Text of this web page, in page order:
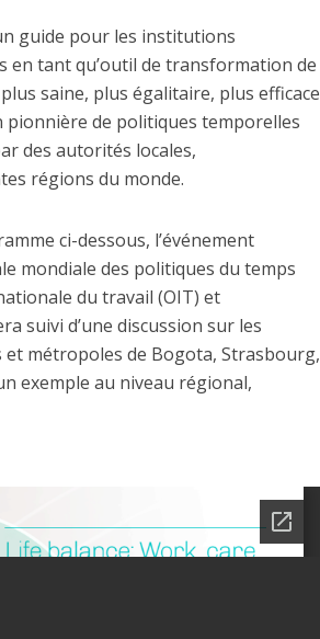
guide pour les institutions
en tant qu’outil de transformation de
saine, plus égalitaire, plus efficace
pionnière de politiques temporelles
des autorités locales,
régions du monde.
ci-dessous, l’événement
mondiale des politiques du temps
du travail (OIT) et
suivi d’une discussion sur les
métropoles de Bogota, Strasbourg,
exemple au niveau régional,